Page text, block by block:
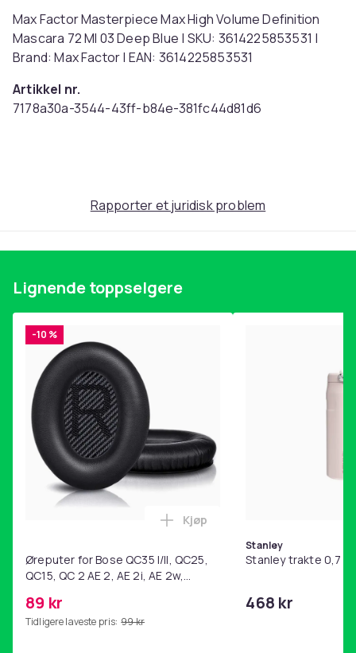
Max Factor Masterpiece Max High Volume Definition
Mascara 72 Ml 03 Deep Blue | SKU: 3614225853531 |
Brand: Max Factor | EAN: 3614225853531
Artikkel nr.
7178a30a-3544-43ff-b84e-381fc44d81d6
Rapporter et juridisk problem
Lignende toppselgere
-10 %
Øreputer for Bose QC35 I/II, QC25,
QC15, QC 2 AE 2, AE 2i, AE 2w,
89 kr
Tidligere laveste pris: 99 kr
Legg Øreputer for Bose QC35
Kjøp
Stanley
Stanley trakte 0,7 l,
468 kr